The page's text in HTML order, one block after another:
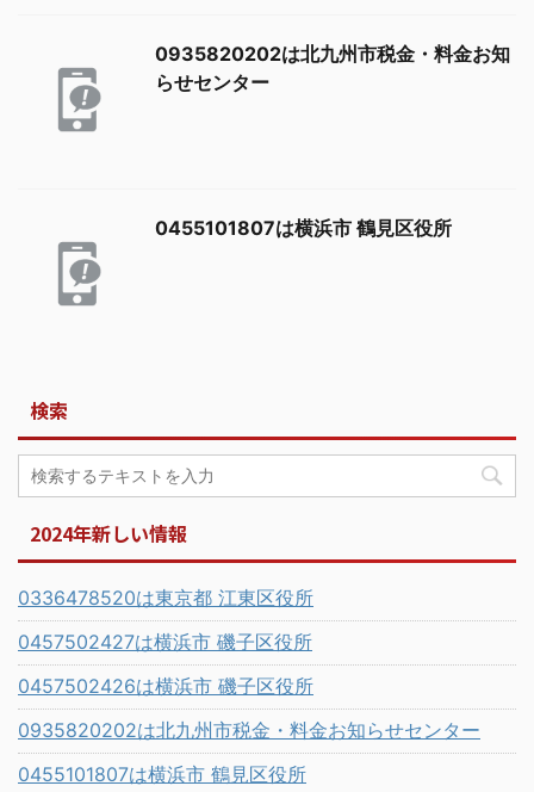
0935820202は北九州市税金・料金お知
らせセンター
0455101807は横浜市 鶴見区役所
検索
2024年新しい情報
0336478520は東京都 江東区役所
0457502427は横浜市 磯子区役所
0457502426は横浜市 磯子区役所
0935820202は北九州市税金・料金お知らせセンター
0455101807は横浜市 鶴見区役所